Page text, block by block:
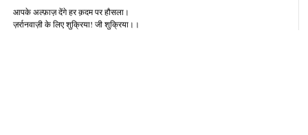
आपके अल्‍फ़ाज़ देंगे हर क़दम पर हौसला।
ज़र्रानवाज़ी के लिए शुक्रिया! जी शुक्रिया।।